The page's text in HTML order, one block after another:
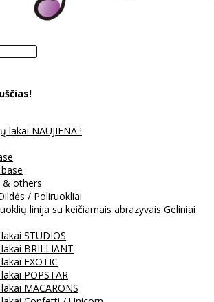
lakai NAUJIENA !
& others
/ Poliruokliai
linija su keičiamais abrazyvais Geliniai
STUDIOS
BRILLIANT
EXOTIC
POPSTAR
MACARONS